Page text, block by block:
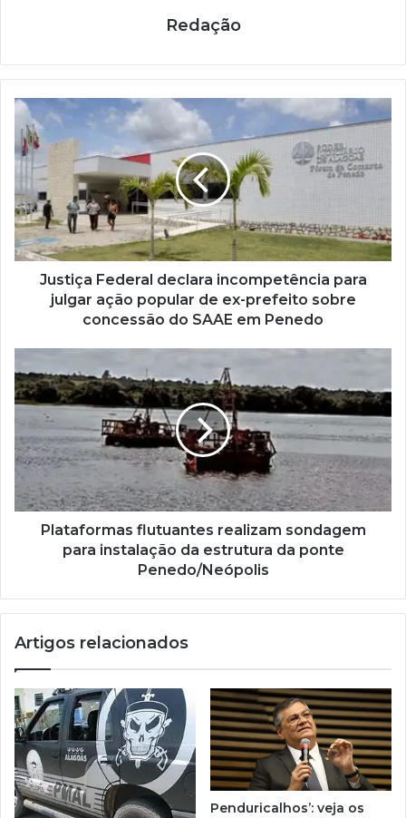
Redação
Justiça Federal declara incompetência para
julgar ação popular de ex-prefeito sobre
concessão do SAAE em Penedo
Plataformas flutuantes realizam sondagem
para instalação da estrutura da ponte
Penedo/Neópolis
Artigos relacionados
Penduricalhos’: veja os